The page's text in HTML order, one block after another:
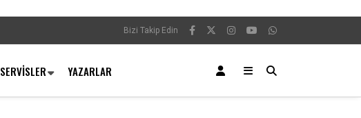
Bizi Takip Edin
SERVISLER YAZARLAR